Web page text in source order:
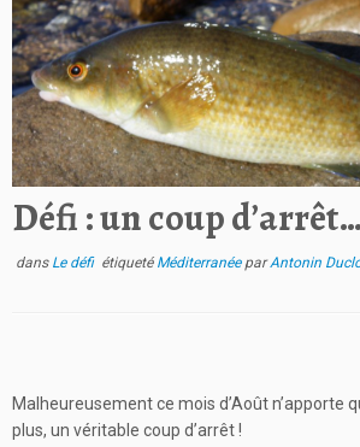
Défi : un coup d’arrêt…
dans Le défi étiqueté Méditerranée parAntonin
Malheureusement ce mois d’Août n’apporte
plus, un véritable coup d’arrêt !